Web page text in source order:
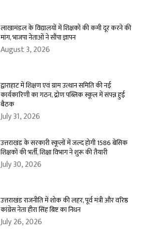
लाखामंडल के विद्यालयों में शिक्षकों की कमी दूर करने की
मांग, भाजपा नेताओं ने सौंपा ज्ञापन
August 3, 2026
द्वाराहाट में शिक्षण एवं ग्राम उत्थान समिति की नई
कार्यकारिणी का गठन, द्रोण पब्लिक स्कूल में संपन्न हुई
बैठक
July 31, 2026
उत्तराखंड के सरकारी स्कूलों में जल्द होगी 1586 बेसिक
शिक्षकों की भर्ती, शिक्षा विभाग ने शुरू की तैयारी
July 30, 2026
उत्तराखंड राजनीति में शोक की लहर, पूर्व मंत्री और वरिष्ठ
कांग्रेस नेता हीरा सिंह बिष्ट का निधन
July 26, 2026